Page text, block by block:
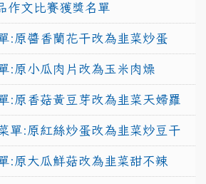
作文比賽獲獎名單
:原醬香蘭花干改為韭菜炒蛋
:原小瓜肉片改為玉米肉燥
:原香菇黃豆芽改為韭菜天婦羅
單:原紅絲炒蛋改為韭菜炒豆干
:原大瓜鮮菇改為韭菜甜不辣